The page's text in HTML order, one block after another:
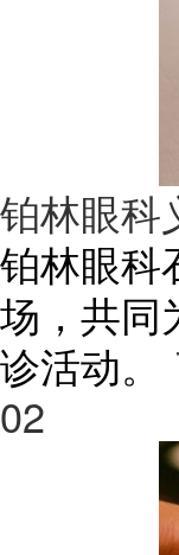
铂林眼科
铂林眼科
场，共同
诊活动。
02